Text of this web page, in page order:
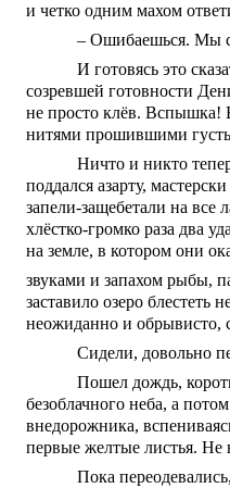
и четко одним махом
– Ошибаешься. Мы с
И готовясь это
созревшей готовности
не просто клёв. Вспышка!
нитями прошившими
Ничто и никто
поддался азарту,
запели-защебетали на все
хлёстко-громко раза два
на земле, в котором они
звуками и запахом рыбы,
заставило озеро блестеть
неожиданно и обрывисто,
Сидели, довольно
Пошел дождь,
безоблачного неба, а
внедорожника,
первые желтые листья. Не
Пока